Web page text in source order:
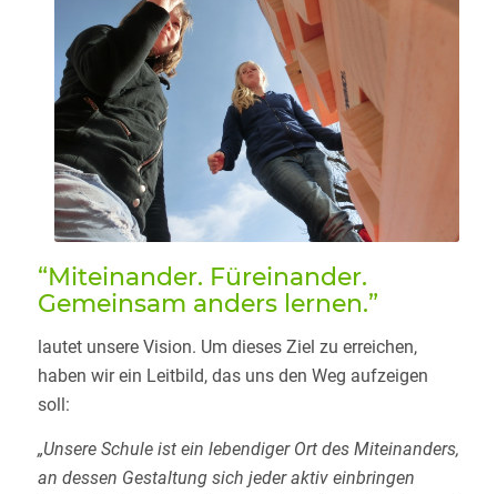
“Miteinander. Füreinander.
Gemeinsam anders lernen.”
lautet unsere Vision. Um dieses Ziel zu erreichen,
haben wir ein Leitbild, das uns den Weg aufzeigen
soll:
„Unsere Schule ist ein lebendiger Ort des Miteinanders,
an dessen Gestaltung sich jeder aktiv einbringen